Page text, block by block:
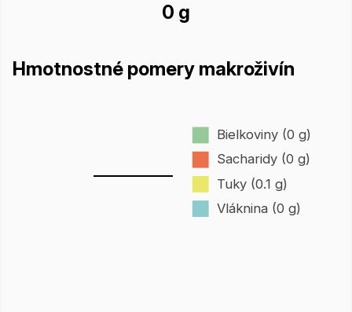
0 g
Hmotnostné pomery makroživín
Bielkoviny (0 g)
Sacharidy (0 g)
Tuky (0.1 g)
Vláknina (0 g)